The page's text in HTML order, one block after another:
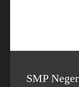
SMP